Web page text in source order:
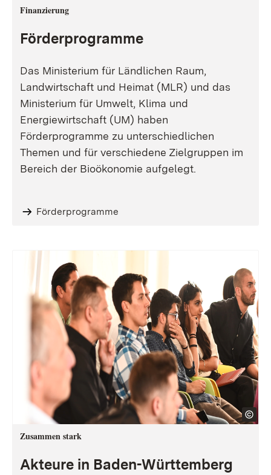
Finanzierung
Förderprogramme
Das Ministerium für Ländlichen Raum,
Landwirtschaft und Heimat (MLR) und das
Ministerium für Umwelt, Klima und
Energiewirtschaft (UM) haben
Förderprogramme zu unterschiedlichen
Themen und für verschiedene Zielgruppen im
Bereich der Bioökonomie aufgelegt.
Förderprogramme
Zusammen stark
Akteure in Baden-Württemberg